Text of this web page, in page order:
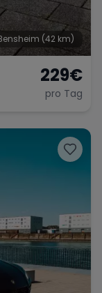
(42 km)
229€
pro Tag